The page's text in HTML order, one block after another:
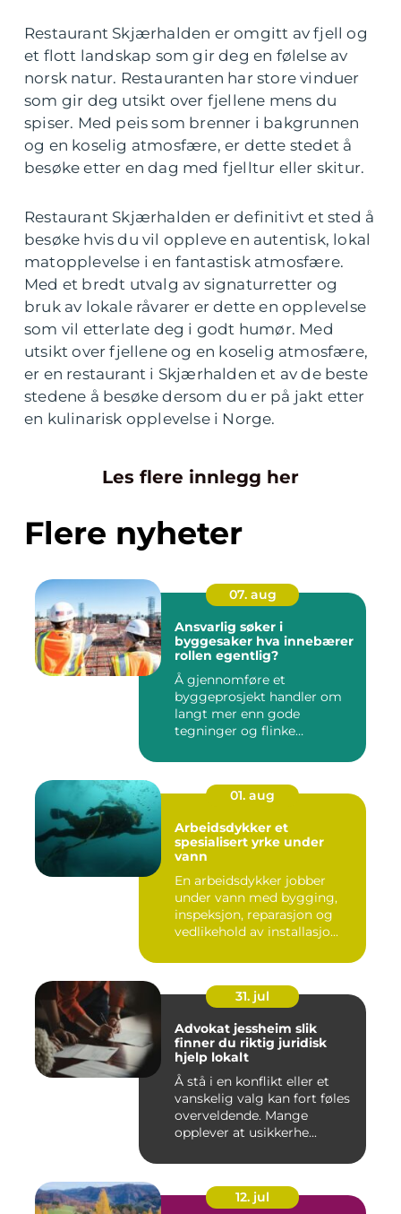
Restaurant Skjærhalden er omgitt av fjell og
et flott landskap som gir deg en følelse av
norsk natur. Restauranten har store vinduer
som gir deg utsikt over fjellene mens du
spiser. Med peis som brenner i bakgrunnen
og en koselig atmosfære, er dette stedet å
besøke etter en dag med fjelltur eller skitur.
Restaurant Skjærhalden er definitivt et sted å
besøke hvis du vil oppleve en autentisk, lokal
matopplevelse i en fantastisk atmosfære.
Med et bredt utvalg av signaturretter og
bruk av lokale råvarer er dette en opplevelse
som vil etterlate deg i godt humør. Med
utsikt over fjellene og en koselig atmosfære,
er en restaurant i Skjærhalden et av de beste
stedene å besøke dersom du er på jakt etter
en kulinarisk opplevelse i Norge.
Les flere innlegg her
Flere nyheter
07. aug
Ansvarlig søker i
byggesaker hva innebærer
rollen egentlig?
Å gjennomføre et
byggeprosjekt handler om
langt mer enn gode
tegninger og flinke
01. aug
Arbeidsdykker et
spesialisert yrke under
vann
En arbeidsdykker jobber
under vann med bygging,
inspeksjon, reparasjon og
vedlikehold av installasjo...
31. jul
Advokat jessheim slik
finner du riktig juridisk
hjelp lokalt
Å stå i en konflikt eller et
vanskelig valg kan fort føles
overveldende. Mange
opplever at usikkerhe...
12. jul